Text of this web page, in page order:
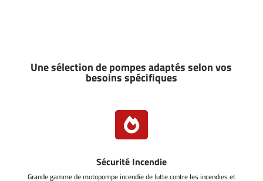
Une sélection de pompes adaptés selon vos
besoins spécifiques

Sécurité Incendie
Grande gamme de motopompe incendie de lutte contre les incendies et